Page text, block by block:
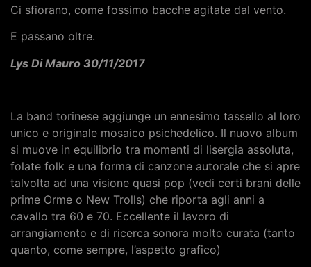
Ci sfiorano, come fossimo bacche agitate dal vento.
E passano oltre.
Lys Di Mauro 30/11/2017
La band torinese aggiunge un ennesimo tassello al loro
unico e originale mosaico psichedelico. Il nuovo album
si muove in equilibrio tra momenti di lisergia assoluta,
folate folk e una forma di canzone autorale che si apre
talvolta ad una visione quasi pop (vedi certi brani delle
prime Orme o New Trolls) che riporta agli anni a
cavallo tra 60 e 70. Eccellente il lavoro di
arrangiamento e di ricerca sonora molto curata (tanto
quanto, come sempre, l’aspetto grafico)